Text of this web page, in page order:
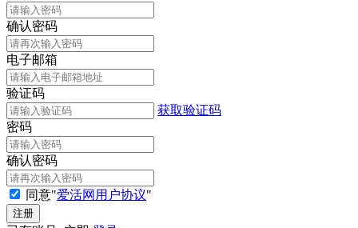
确认密码
电子邮箱
验证码
获取验证码
密码
确认密码
同意"爱活网用户协议"